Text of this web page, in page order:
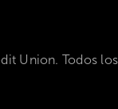
Union. Todos